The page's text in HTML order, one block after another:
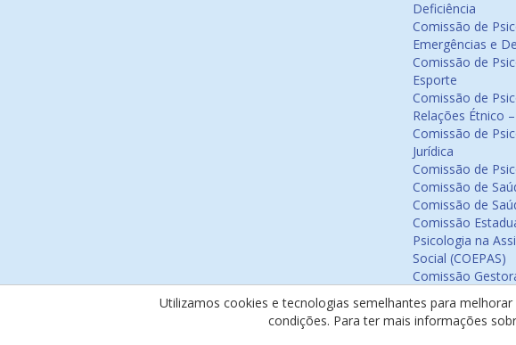
Deficiência
Comissão de
Emergências e
Comissão de
Esporte
Comissão de
Relações Étnico
Comissão de
Jurídica
Comissão de
Comissão de
Comissão de
Comissão
Psicologia na
Social (COEPAS)
Comissão
Comissão
Educação
Utilizamos cookies e tecnologias semelhantes para
condições. Para ter mais informações